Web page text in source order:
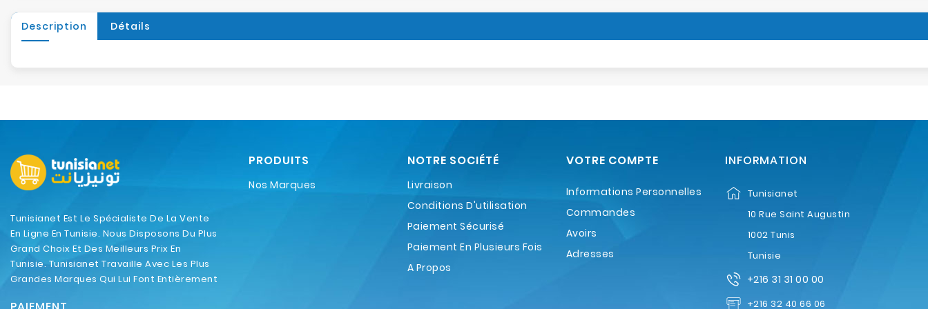
Description Détails
Tunisianet Est Le Spécialiste De La Vente
En Ligne En Tunisie. Nous Disposons Du Plus
Grand Choix Et Des Meilleurs Prix En
Tunisie. Tunisianet Travaille Avec Les Plus
Grandes Marques Qui Lui Font Entièrement
PRODUITS
Nos Marques
NOTRE SOCIÉTÉ
Livraison
Conditions D'utilisation
Paiement Sécurisé
Paiement En Plusieurs Fois
A Propos
VOTRE COMPTE
Informations Personnelles
Commandes
Avoirs
Adresses
INFORMATION
Tunisianet
10 Rue Saint Augustin
1002 Tunis
Tunisie
+216 31 31 00 00
+216 32 40 66 06